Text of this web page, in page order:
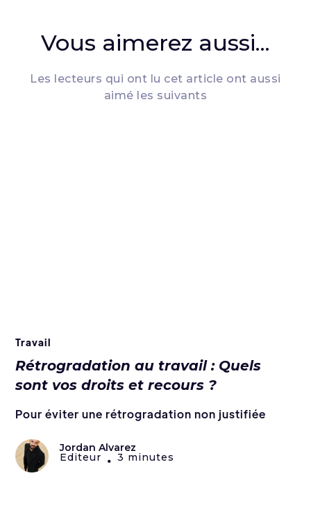
Vous aimerez aussi...
Les lecteurs qui ont lu cet article ont aussi
aimé les suivants
Travail
Rétrogradation au travail : Quels
sont vos droits et recours ?
Pour éviter une rétrogradation non justifiée
Jordan Alvarez
Editeur • 3 minutes